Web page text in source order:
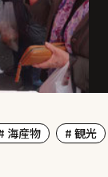
海産物
# 観光